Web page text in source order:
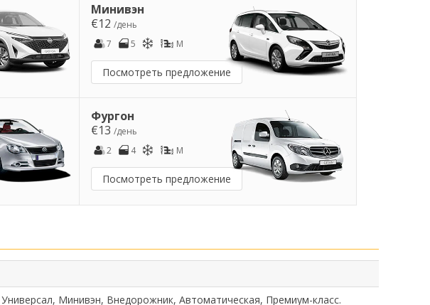
Минивэн
€12 /день
7
5 M
Посмотреть предложение
Фургон
€13 /день
2
4 M
Посмотреть предложение
Минивэн, Внедорожник, Автоматическая, Премиум-класс.